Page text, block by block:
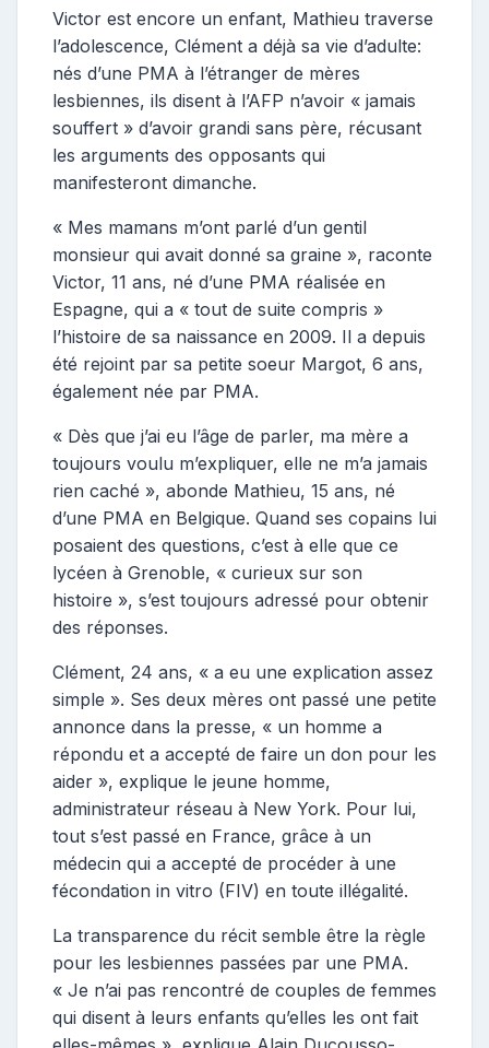
Victor est encore un enfant, Mathieu traverse
l’adolescence, Clément a déjà sa vie d’adulte:
nés d’une PMA à l’étranger de mères
lesbiennes, ils disent à l’AFP n’avoir « jamais
souffert » d’avoir grandi sans père, récusant
les arguments des opposants qui
manifesteront dimanche.
« Mes mamans m’ont parlé d’un gentil
monsieur qui avait donné sa graine », raconte
Victor, 11 ans, né d’une PMA réalisée en
Espagne, qui a « tout de suite compris »
l’histoire de sa naissance en 2009. Il a depuis
été rejoint par sa petite soeur Margot, 6 ans,
également née par PMA.
« Dès que j’ai eu l’âge de parler, ma mère a
toujours voulu m’expliquer, elle ne m’a jamais
rien caché », abonde Mathieu, 15 ans, né
d’une PMA en Belgique. Quand ses copains lui
posaient des questions, c’est à elle que ce
lycéen à Grenoble, « curieux sur son
histoire », s’est toujours adressé pour obtenir
des réponses.
Clément, 24 ans, « a eu une explication assez
simple ». Ses deux mères ont passé une petite
annonce dans la presse, « un homme a
répondu et a accepté de faire un don pour les
aider », explique le jeune homme,
administrateur réseau à New York. Pour lui,
tout s’est passé en France, grâce à un
médecin qui a accepté de procéder à une
fécondation in vitro (FIV) en toute illégalité.
La transparence du récit semble être la règle
pour les lesbiennes passées par une PMA.
« Je n’ai pas rencontré de couples de femmes
qui disent à leurs enfants qu’elles les ont fait